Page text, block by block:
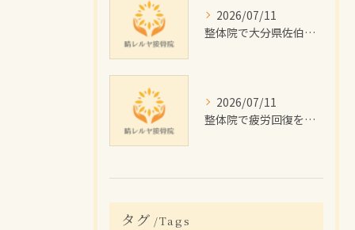
2026/07/11
整体院で大分県佐伯市のむくみを根本改善するためのセルフケアと施術のポイント解説
2026/07/11
整体院で疲労回復を目指す佐伯市の施術効果と費用・通院プラン徹底解説
タグ Tags